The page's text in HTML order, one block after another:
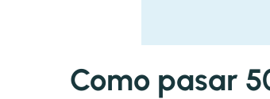
Como pasar